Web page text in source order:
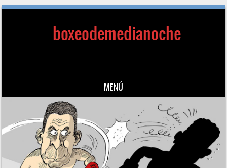
boxeodemedianoche
MENÚ
Saltar al contenido